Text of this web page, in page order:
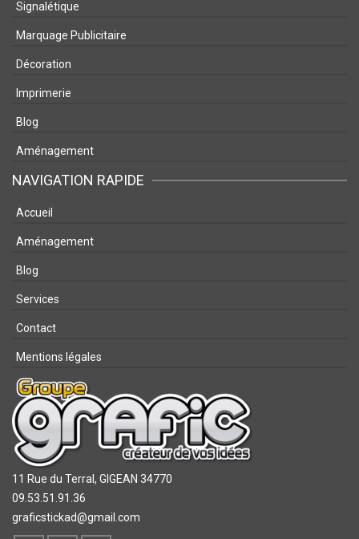
Signalétique
Marquage Publicitaire
Décoration
Imprimerie
Blog
Aménagement
NAVIGATION RAPIDE
Accueil
Aménagement
Blog
Services
Contact
Mentions légales
11 Rue du Terral, GIGEAN 34770
09.53.51.91.36
graficstickad@gmail.com